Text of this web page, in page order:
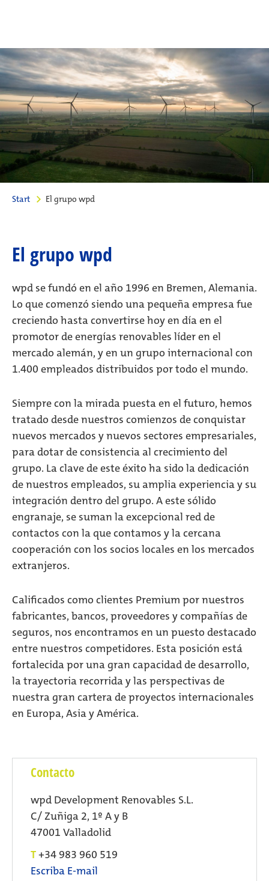
Start El grupo wpd
El grupo wpd
wpd se fundó en el año 1996 en Bremen, Alemania.
Lo que comenzó siendo una pequeña empresa fue
creciendo hasta convertirse hoy en día en el
promotor de energías renovables líder en el
mercado alemán, y en un grupo internacional con
1.400 empleados distribuidos por todo el mundo.
Siempre con la mirada puesta en el futuro, hemos
tratado desde nuestros comienzos de conquistar
nuevos mercados y nuevos sectores empresariales,
para dotar de consistencia al crecimiento del
grupo. La clave de este éxito ha sido la dedicación
de nuestros empleados, su amplia experiencia y su
integración dentro del grupo. A este sólido
engranaje, se suman la excepcional red de
contactos con la que contamos y la cercana
cooperación con los socios locales en los mercados
extranjeros.
Calificados como clientes Premium por nuestros
fabricantes, bancos, proveedores y compañías de
seguros, nos encontramos en un puesto destacado
entre nuestros competidores. Esta posición está
fortalecida por una gran capacidad de desarrollo,
la trayectoria recorrida y las perspectivas de
nuestra gran cartera de proyectos internacionales
en Europa, Asia y América.
Contacto
wpd Development Renovables S.L.
C/ Zuñiga 2, 1º A y B
47001 Valladolid
T+34 983 960 519
Escriba E-mail